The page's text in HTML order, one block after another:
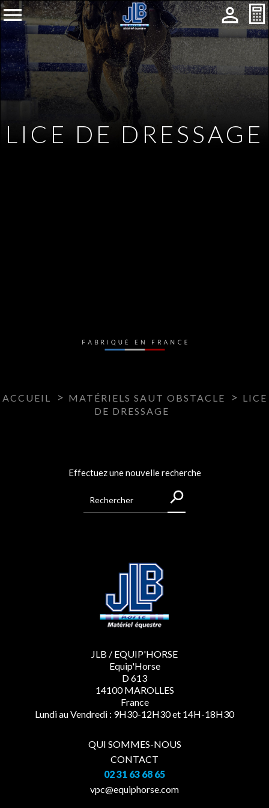
 
LICE DE DRESSAGE
ACCUEIL MATÉRIELS SAUT OBSTACLE
LICE
DE DRESSAGE
Effectuez une nouvelle recherche

JLB / EQUIP'HORSE
Equip'Horse
D 613
14100 MAROLLES
France
Lundi au Vendredi : 9H30-12H30 et 14H-18H30
QUI SOMMES-NOUS
CONTACT
02 31 63 68 65
vpc@equiphorse.com